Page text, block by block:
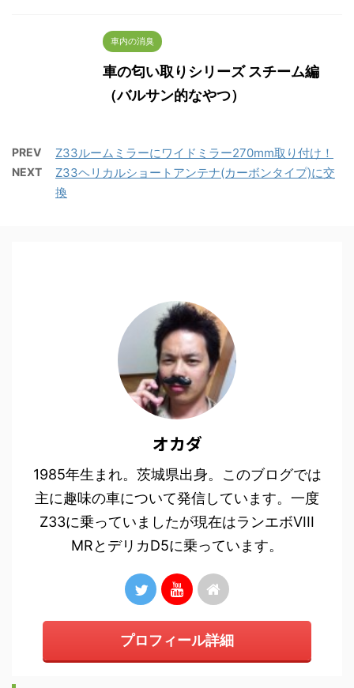
車内の消臭
車の匂い取りシリーズ スチーム編
（バルサン的なやつ）
PREV Z33ルームミラーにワイドミラー270mm取り付け！
NEXT
Z33ヘリカルショートアンテナ(カーボンタイプ)に交
換
オカダ
1985年生まれ。茨城県出身。このブログでは
主に趣味の車について発信しています。一度
Z33に乗っていましたが現在はランエボVIII
MRとデリカD5に乗っています。
プロフィール詳細